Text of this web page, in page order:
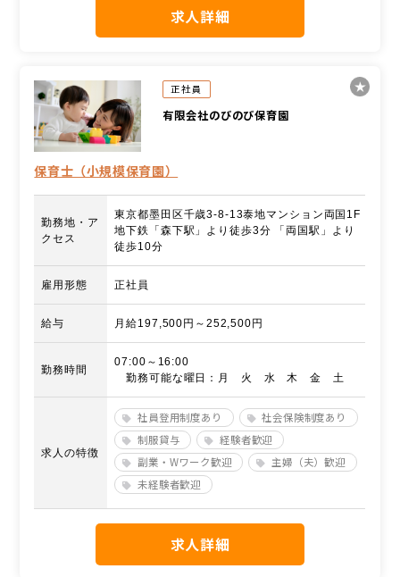
求人詳細
正社員
有限会社のびのび保育園
保育士（小規模保育園）
勤務地・ア
クセス
東京都墨田区千歳3-8-13泰地マンション両国1F
地下鉄「森下駅」より徒歩3分 「両国駅」より
徒歩10分
雇用形態 正社員
給与 月給197,500円～252,500円
勤務時間
07:00～16:00
勤務可能な曜日：月 火 水 木 金 土
求人の特徴
社員登用制度あり
社会保険制度あり
制服貸与
経験者歓迎
副業・Wワーク歓迎
主婦（夫）歓迎
未経験者歓迎
求人詳細